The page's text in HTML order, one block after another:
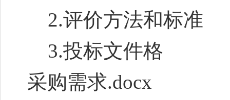
2.评价方法和标准
3.投标文件格
采购需求.docx